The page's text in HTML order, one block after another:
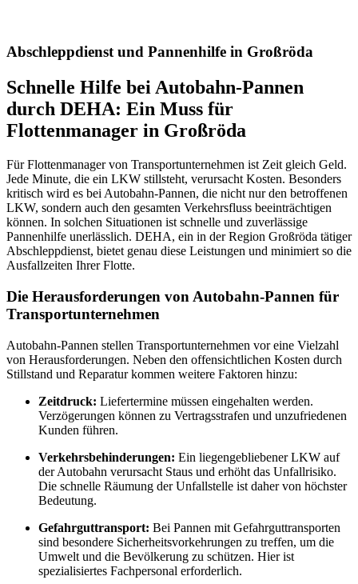
Abschleppdienst und Pannenhilfe in Großröda
Schnelle Hilfe bei Autobahn-Pannen
durch DEHA: Ein Muss für
Flottenmanager in Großröda
Für Flottenmanager von Transportunternehmen ist Zeit gleich Geld.
Jede Minute, die ein LKW stillsteht, verursacht Kosten. Besonders
kritisch wird es bei Autobahn-Pannen, die nicht nur den betroffenen
LKW, sondern auch den gesamten Verkehrsfluss beeinträchtigen
können. In solchen Situationen ist schnelle und zuverlässige
Pannenhilfe unerlässlich. DEHA, ein in der Region Großröda tätiger
Abschleppdienst, bietet genau diese Leistungen und minimiert so die
Ausfallzeiten Ihrer Flotte.
Die Herausforderungen von Autobahn-Pannen für
Transportunternehmen
Autobahn-Pannen stellen Transportunternehmen vor eine Vielzahl
von Herausforderungen. Neben den offensichtlichen Kosten durch
Stillstand und Reparatur kommen weitere Faktoren hinzu:
Zeitdruck: Liefertermine müssen eingehalten werden.
Verzögerungen können zu Vertragsstrafen und unzufriedenen
Kunden führen.
Verkehrsbehinderungen: Ein liegengebliebener LKW auf
der Autobahn verursacht Staus und erhöht das Unfallrisiko.
Die schnelle Räumung der Unfallstelle ist daher von höchster
Bedeutung.
Gefahrguttransport: Bei Pannen mit Gefahrguttransporten
sind besondere Sicherheitsvorkehrungen zu treffen, um die
Umwelt und die Bevölkerung zu schützen. Hier ist
spezialisiertes Fachpersonal erforderlich.